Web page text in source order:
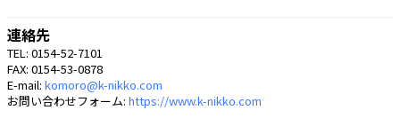
連絡先
TEL: 0154-52-7101
FAX: 0154-53-0878
E-mail: komoro@k-nikko.com
お問い合わせフォーム: https://www.k-nikko.com